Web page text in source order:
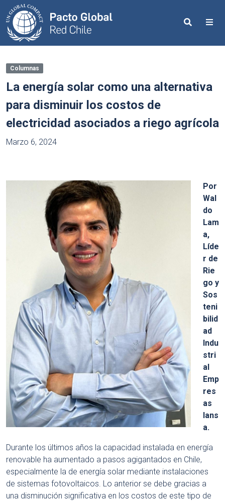
Search
Columnas
La energía solar como una alternativa
para disminuir los costos de
electricidad asociados a riego agrícola
Marzo 6, 2024
Por
Wal
do
Lam
a,
Líde
r de
Rie
go y
Sos
teni
bilid
ad
Indu
stri
al
Emp
res
as
Ians
a.
Durante los últimos años la capacidad instalada en energía
renovable ha aumentado a pasos agigantados en Chile,
especialmente la de energía solar mediante instalaciones
de sistemas fotovoltaicos. Lo anterior se debe gracias a
una disminución significativa en los costos de este tipo de